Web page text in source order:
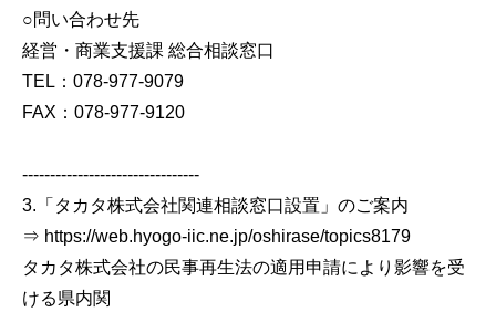
○問い合わせ先
経営・商業支援課 総合相談窓口
TEL：078-977-9079
FAX：078-977-9120
--------------------------------
3.「タカタ株式会社関連相談窓口設置」のご案内
⇒ https://web.hyogo-iic.ne.jp/oshirase/topics8179
タカタ株式会社の民事再生法の適用申請により影響を受
ける県内関